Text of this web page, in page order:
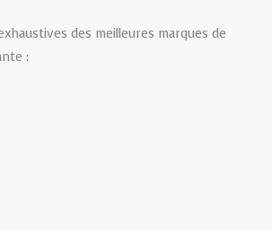
des meilleures marques de
: